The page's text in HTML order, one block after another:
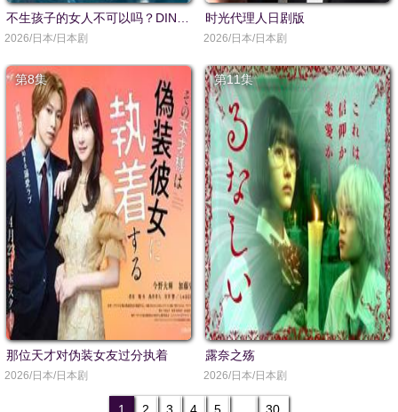
不生孩子的女人不可以吗？DINKs的十月怀胎
2026/日本/日本剧
时光代理人日剧版
2026/日本/日本剧
第8集
那位天才对伪装女友过分执着
2026/日本/日本剧
第11集
露奈之殇
2026/日本/日本剧
1 2 3 4 5 30